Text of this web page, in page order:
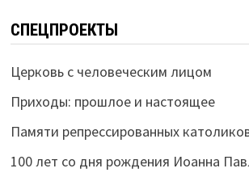
СПЕЦПРОЕКТЫ
Церковь с человеческим лицом
Приходы: прошлое и настоящее
Памяти репрессированных
100 лет со дня рождения Иоанна